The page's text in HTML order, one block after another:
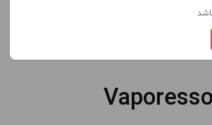
رنگ: